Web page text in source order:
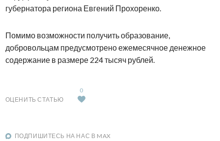
губернатора региона Евгений Прохоренко.
Помимо возможности получить образование,
добровольцам предусмотрено ежемесячное денежное
содержание в размере 224 тысяч рублей.
ОЦЕНИТЬ СТАТЬЮ
0
ПОДПИШИТЕСЬ НА НАС В MAX